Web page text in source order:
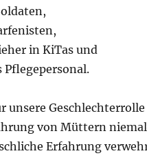
in KiTas und
unsere
von Müttern
Erfahrung